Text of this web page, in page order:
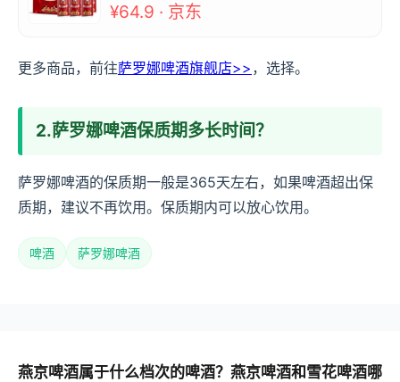
¥64.9 · 京东
更多商品，前往萨罗娜啤酒旗舰店>> ，选择。
2.萨罗娜啤酒保质期多长时间？
萨罗娜啤酒的保质期一般是365天左右，如果啤酒超出保
质期，建议不再饮用。保质期内可以放心饮用。
啤酒 萨罗娜啤酒
燕京啤酒属于什么档次的啤酒？燕京啤酒和雪花啤酒哪